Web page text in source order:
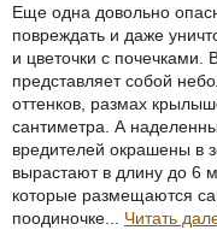
Еще одна довольно
повреждать и даже
и цветочки с
представляет собой
оттенков, размах
сантиметра. А
вредителей окрашены в
вырастают в длину до 6
которые размещаются
поодиночке... Читать